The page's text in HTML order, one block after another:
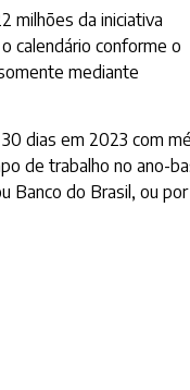
milhões da iniciativa
calendário conforme o
mediante
dias em 2023 com
de trabalho no ano-
Banco do Brasil, ou por